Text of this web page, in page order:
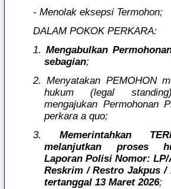
- Menolak eksepsi Termohon;
DALAM POKOK PERKARA:
1. Mengabulkan
sebagian;
2. Menyatakan PEMOHON
hukum (legal
mengajukan Permohonan
perkara a quo;
3.Memerintahkan
melanjutkan proses
Laporan Polisi Nomor: LP/
Reskrim / Restro Jakpus /
tertanggal 13 Maret 2026;